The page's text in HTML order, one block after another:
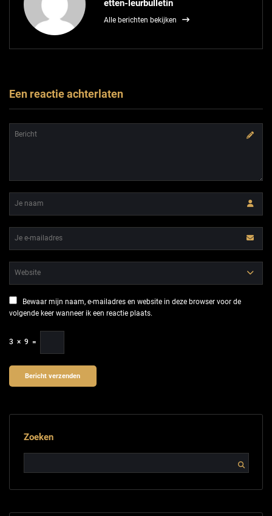
etten-leurbulletin
Alle berichten bekijken
Een reactie achterlaten
Bewaar mijn naam, e-mailadres en website in deze browser voor de
volgende keer wanneer ik een reactie plaats.
3 × 9 =
Zoeken